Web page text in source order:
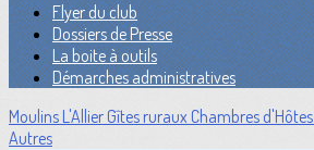
Flyer du club
Dossiers de Presse
La boite à outils
Démarches administratives
MoulinsL'Allier Gîtes ruraux Chambres d'Hôtes
Autres